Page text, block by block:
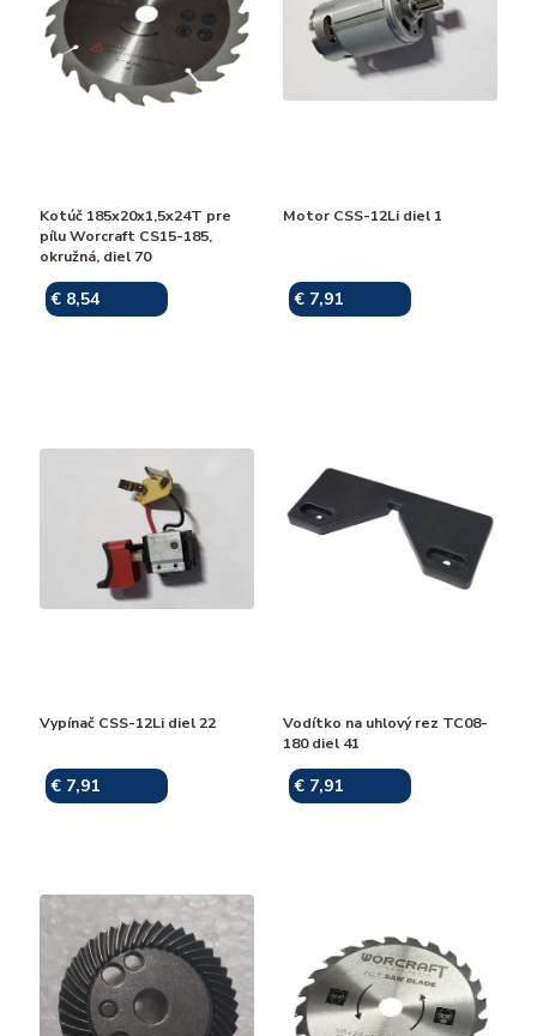
Kotúč 185x20x1,5x24T pre
pílu Worcraft CS15-185,
okružná, diel 70
€ 8,54
Motor CSS-12Li diel 1
€ 7,91
Vypínač CSS-12Li diel 22
€ 7,91
Vodítko na uhlový rez TC08-
180 diel 41
€ 7,91